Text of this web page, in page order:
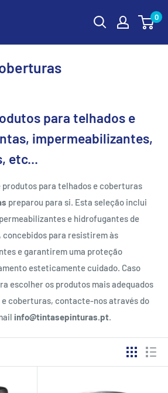
0
para telhados e
impermeabilizantes,
etc...
produtos para telhados e coberturas
preparou para si. Esta seleção inclui
e hidrofugantes de
concebidos para resistirem às
e garantirem uma proteção
esteticamente cuidado. Caso
escolher os produtos mais adequados
e coberturas, contacte-nos através do
info@tintasepinturas.pt.